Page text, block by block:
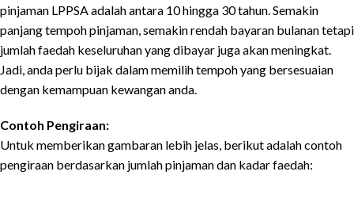
pinjaman LPPSA adalah antara 10 hingga 30 tahun. Semakin
panjang tempoh pinjaman, semakin rendah bayaran bulanan tetapi
jumlah faedah keseluruhan yang dibayar juga akan meningkat.
Jadi, anda perlu bijak dalam memilih tempoh yang bersesuaian
dengan kemampuan kewangan anda.
Contoh Pengiraan:
Untuk memberikan gambaran lebih jelas, berikut adalah contoh
pengiraan berdasarkan jumlah pinjaman dan kadar faedah: